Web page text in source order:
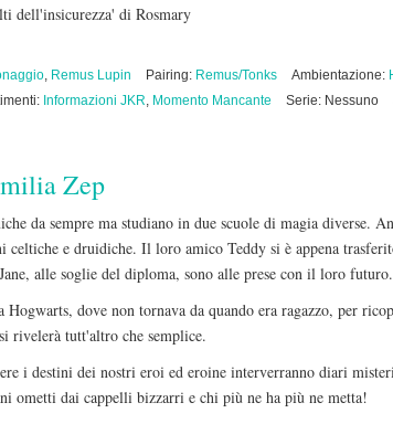
dell'insicurezza' di Rosmary
, Remus Lupin Pairing: Remus/Tonks Ambientazione:
Informazioni JKR, Momento Mancante Serie: Nessuno
Zep
da sempre ma studiano in due scuole di magia diverse.
celtiche e druidiche. Il loro amico Teddy si è appena
alle soglie del diploma, sono alle prese con il loro futuro.
Hogwarts, dove non tornava da quando era ragazzo, per
rivelerà tutt'altro che semplice.
i destini dei nostri eroi ed eroine interverranno diari
ometti dai cappelli bizzarri e chi più ne ha più ne metta!